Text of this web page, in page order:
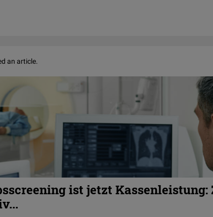
an article.
ist jetzt Kassenleistung: